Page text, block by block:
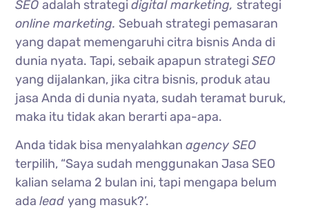
SEOadalah strategidigital marketing, strategi
online marketing. Sebuah strategi pemasaran
yang dapat memengaruhi citra bisnis Anda di
dunia nyata. Tapi, sebaik apapun strategiSEO
yang dijalankan, jika citra bisnis, produk atau
jasa Anda di dunia nyata, sudah teramat buruk,
maka itu tidak akan berarti apa-apa.
Anda tidak bisa menyalahkanagency SEO
terpilih, “Saya sudah menggunakan Jasa SEO
kalian selama 2 bulan ini, tapi mengapa belum
adaleadyang masuk?’.